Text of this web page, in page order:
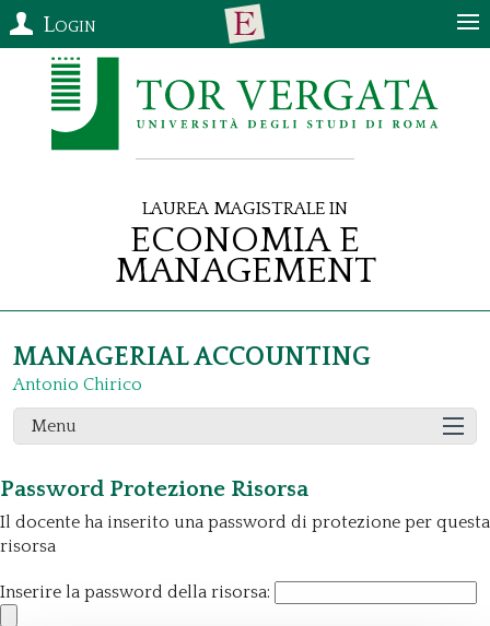
Login
Laurea Magistrale in
Economia e
Management
MANAGERIAL ACCOUNTING
Antonio Chirico
Menu
Password Protezione Risorsa
Il docente ha inserito una password di protezione per questa
risorsa
Inserire la password della risorsa: